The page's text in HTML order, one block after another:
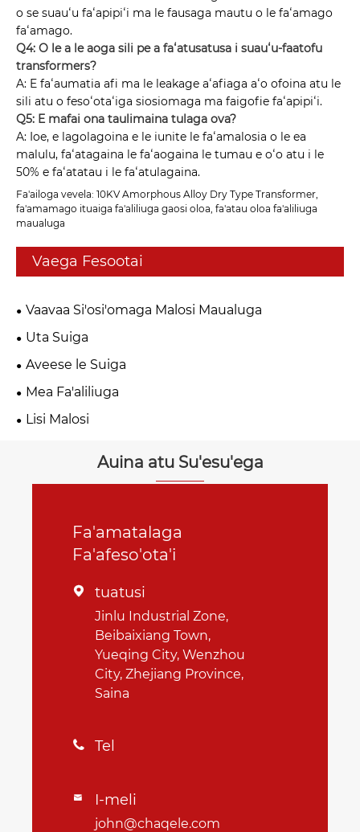
o se suauʻu faʻapipiʻi ma le fausaga mautu o le faʻamago
faʻamago.
Q4: O le a le aoga sili pe a faʻatusatusa i suauʻu-faatofu
transformers?
A: E faʻaumatia afi ma le leakage aʻafiaga aʻo ofoina atu le
sili atu o fesoʻotaʻiga siosiomaga ma faigofie faʻapipiʻi.
Q5: E mafai ona taulimaina tulaga ova?
A: Ioe, e lagolagoina e le iunite le faʻamalosia o le ea
malulu, faʻatagaina le faʻaogaina le tumau e oʻo atu i le
50% e faʻatatau i le faʻatulagaina.
Fa'ailoga vevela: 10KV Amorphous Alloy Dry Type Transformer,
fa'amamago ituaiga fa'aliliuga gaosi oloa, fa'atau oloa fa'aliliuga
maualuga
Vaega Fesootai
Vaavaa Si'osi'omaga Malosi Maualuga
Uta Suiga
Aveese le Suiga
Mea Fa'aliliuga
Lisi Malosi
Auina atu Su'esu'ega
Fa'amatalaga
Fa'afeso'ota'i
 tuatusi
Jinlu Industrial Zone,
Beibaixiang Town,
Yueqing City, Wenzhou
City, Zhejiang Province,
Saina
 Tel
 I-meli
john@chaqele.com